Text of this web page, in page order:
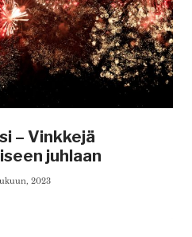
– Vinkkejä
juhlaan
2023